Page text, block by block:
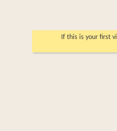
If this is your first